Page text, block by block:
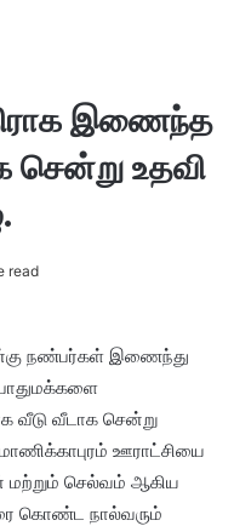
இணைந்த
உதவி
read
நண்பர்கள் இணைந்து
வீடு வீடாக சென்று
மாணிக்காபுரம் ஊராட்சியை
செல்வம் ஆகிய
கொண்ட நால்வரும்